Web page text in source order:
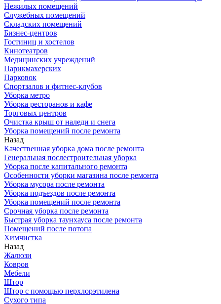
Нежилых помещений
Служебных помещений
Складских помещений
Бизнес-центров
Гостиниц и хостелов
Кинотеатров
Медицинских учреждений
Парикмахерских
Парковок
Спортзалов и фитнес-клубов
Уборка метро
Уборка ресторанов и кафе
Торговых центров
Очистка крыш от наледи и снега
Уборка помещений после ремонта
Назад
Качественная уборка дома после ремонта
Генеральная послестроительная уборка
Уборка после капитального ремонта
Особенности уборки магазина после ремонта
Уборка мусора после ремонта
Уборка подъездов после ремонта
Уборка помещений после ремонта
Срочная уборка после ремонта
Быстрая уборка таунхауса после ремонта
Помещений после потопа
Химчистка
Назад
Жалюзи
Ковров
Мебели
Штор
Штор с помощью перхлорэтилена
Сухого типа